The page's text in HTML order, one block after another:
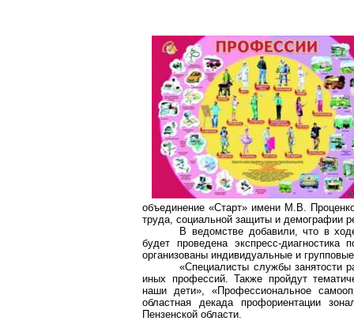
объединение «Старт» имени М.В.
труда, социальной защиты и демографии
В ведомстве добавили, что в
будет проведена экспресс-
организованы индивидуальные и
«Специалисты службы занятости
иных профессий. Также пройдут
наши дети», «Профессиональное
областная декада профориентации
Пензенской области.